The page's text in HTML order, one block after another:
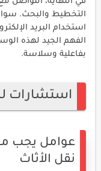
التخطيط والبحث.
استخدام البريد
الفهم الجيد لهذه
بفاعلية وسلاسة.
استشارات
عوامل يجب
نقل الأثاث